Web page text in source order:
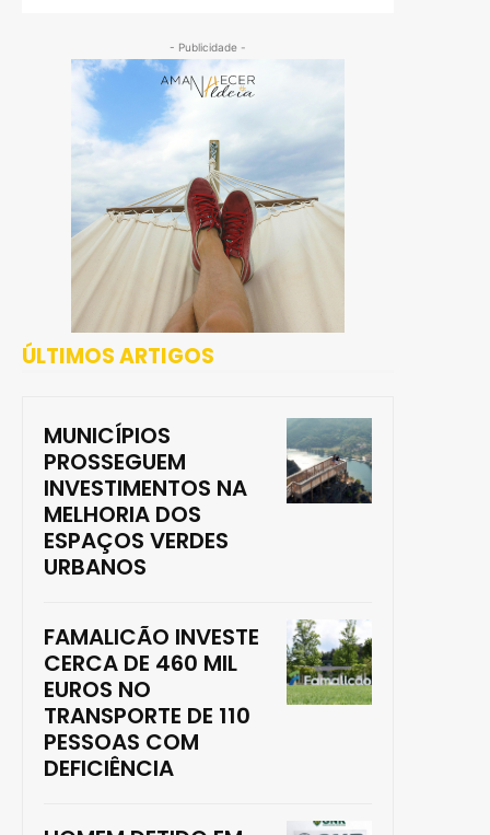
- Publicidade -
ÚLTIMOS ARTIGOS
MUNICÍPIOS
PROSSEGUEM
INVESTIMENTOS NA
MELHORIA DOS
ESPAÇOS VERDES
URBANOS
FAMALICÃO INVESTE
CERCA DE 460 MIL
EUROS NO
TRANSPORTE DE 110
PESSOAS COM
DEFICIÊNCIA